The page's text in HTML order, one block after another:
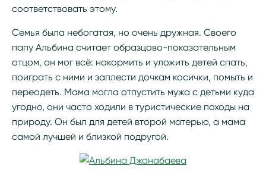
соответствовать этому.
Семья была небогатая, но очень дружная. Своего
папу Альбина считает образцово-показательным
отцом, он мог всё: накормить и уложить детей спать,
поиграть с ними и заплести дочкам косички, помыть и
переодеть. Мама могла отпустить мужа с детьми куда
угодно, они часто ходили в туристические походы на
природу. Он был для детей второй матерью, а мама
самой лучшей и близкой подругой.